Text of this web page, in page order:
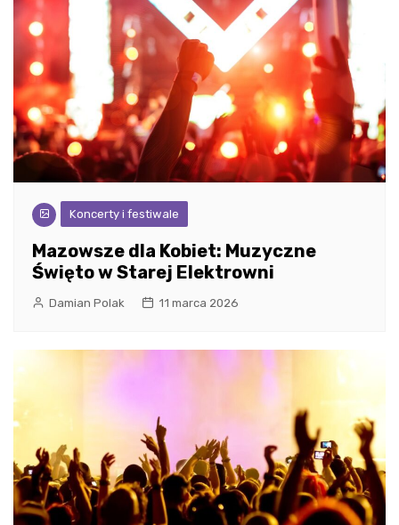
Koncerty i festiwale
Mazowsze dla Kobiet: Muzyczne
Święto w Starej Elektrowni
Damian Polak 11 marca 2026